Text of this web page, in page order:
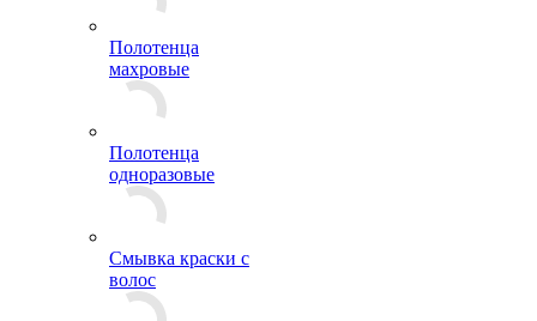
Полотенца
махровые
Полотенца
одноразовые
Смывка краски с
волос